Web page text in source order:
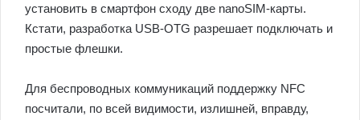
установить в смартфон сходу две nanoSIM-карты.
Кстати, разработка USB-OTG разрешает подключать и
простые флешки.
Для беспроводных коммуникаций поддержку NFC
посчитали, по всей видимости, излишней, вправду,